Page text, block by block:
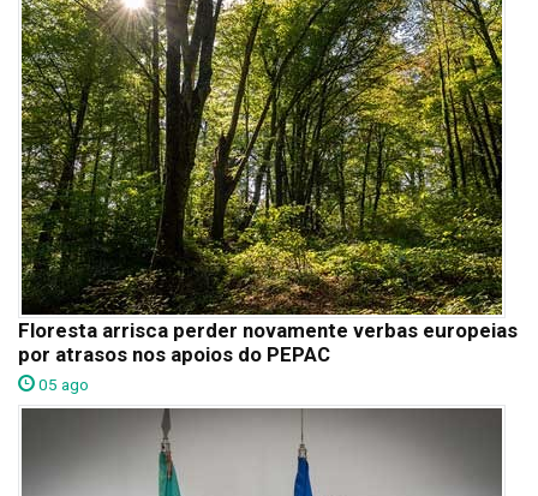
Floresta arrisca perder novamente verbas europeias
por atrasos nos apoios do PEPAC
05 ago